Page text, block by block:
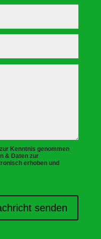
Kenntnis genommen
& Daten zur
erhoben und
senden